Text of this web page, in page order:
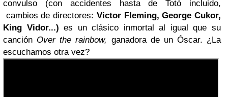
convulso (con accidentes hasta de Totó incluido,
cambios de directores: Victor Fleming, George Cukor,
King Vidor...)es un clásico inmortal al igual que su
canción Over the rainbow, ganadora de un Óscar. ¿La
escuchamos otra vez?